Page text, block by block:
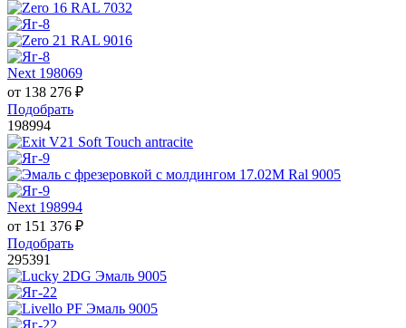
Next 198069
от 138 276 ₽
Подобрать
198994
Next 198994
от 151 376 ₽
Подобрать
295391